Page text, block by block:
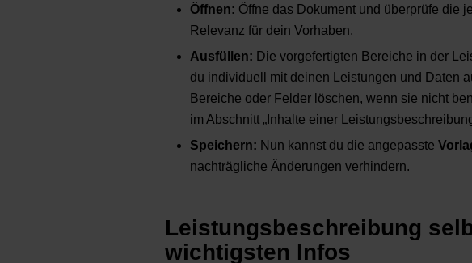
Öffnen: Öffne das Dokument und überprüfe die
Relevanz für dein Vorhaben.
Ausfüllen: Die vorgefertigten Bereiche in der
du individuell mit deinen Leistungen und Daten
Bereiche oder Felder löschen, wenn sie nicht
im Abschnitt „Inhalte einer
Speichern: Nun kannst du die angepasste
nachträgliche Änderungen verhindern.
Leistungsbeschreibung
wichtigsten Infos